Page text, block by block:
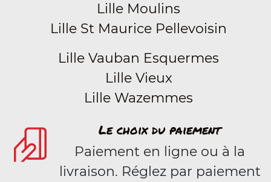
Lille Moulins
Lille St Maurice Pellevoisin
Lille Vauban Esquermes
Lille Vieux
Lille Wazemmes
Le choix du paiement
Paiement en ligne ou à la
livraison. Réglez par paiement